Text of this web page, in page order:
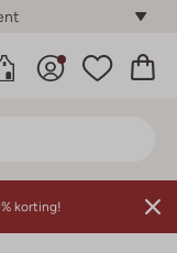
korting!